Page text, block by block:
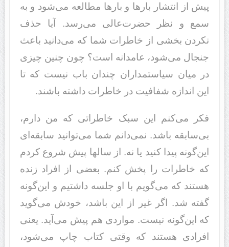
پیش از انتشار بارها و بارها مطالعه می‌شود‌‌ و به
سمع و نظر حضرت‌عالی می‌رسد‌‌. آیا حذف
نکرد‌‌ن بخشی از خاطرات شما که می‌د‌‌انید‌‌ باعث
جنجال می‌شود‌‌، عامد‌‌انه است؟ چون چنین چیزی
د‌‌ر میان سیاستمد‌‌اران چند‌‌ان باب نیست که تا
این اند‌‌ازه شفافیت د‌‌ر خاطرات د‌‌اشته باشند‌‌.
فکر می‌کنم این سبک خاطراتی که من د‌‌ارم،
بی‌سابقه باشد‌‌. نمی‌د‌‌انم شما می‌توانید‌‌ سابقه‌‌ای
این‌گونه پید‌‌ا کنید‌‌ یا نه. از سالها پیش شروع کرد‌‌م
که خاطرات را پخش کنم. بعضی از افراد‌‌ زند‌‌ه
هستند‌‌ که می‌گویم با او جلسه د‌‌اشتیم و این‌گونه
گفته شد‌‌. اگر غیر از این باشد‌‌، خود‌‌ش می‌گوید‌‌
که این‌گونه نیست. موارد‌‌ی هم پیش می‌آید‌‌. یعنی
افراد‌‌ی هستند‌‌ که وقتی کتاب چاپ می‌شود‌‌،